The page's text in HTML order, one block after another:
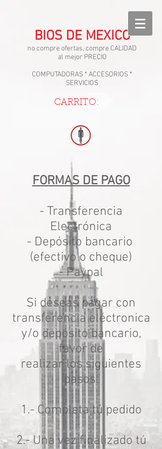
BIOS DE MEXICO
no compre ofertas, compre CALIDAD
al mejor PRECIO
COMPUTADORAS * ACCESORIOS *
SERVICIOS
CARRITO:
FORMAS DE PAGO
- Transferencia
Electrónica
- Depósito bancario
(efectivo o cheque)
- Paypal
Si deseas pagar con
transferencia eléctronica
y/o depósito bancario,
favor de
realizar los siguientes
pasos:
1.- Completa tú pedido
2.- Una vez finalizado tú